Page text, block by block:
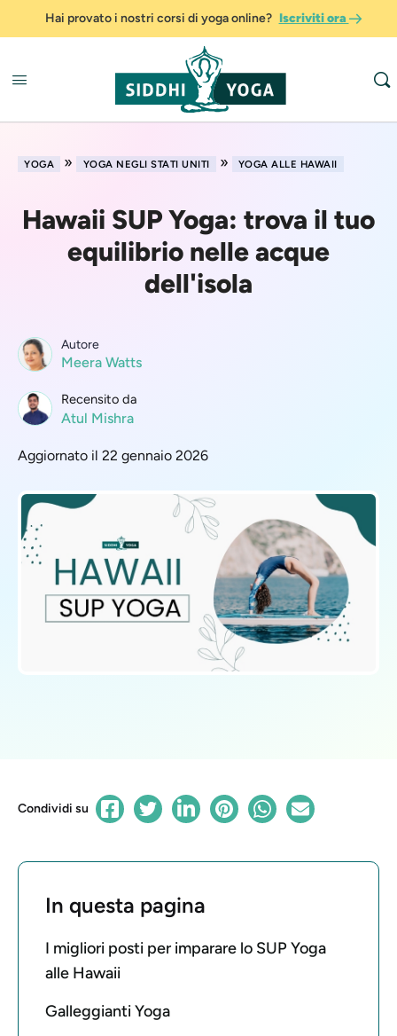
Hai provato i nostri corsi di yoga online? Iscriviti ora
YOGA » YOGA NEGLI STATI UNITI » YOGA ALLE HAWAII
Hawaii SUP Yoga: trova il tuo
equilibrio nelle acque
dell'isola
Autore
Meera Watts
Recensito da
Atul Mishra
Aggiornato il 22 gennaio 2026
Condividi su
In questa pagina
I migliori posti per imparare lo SUP Yoga
alle Hawaii
Galleggianti Yoga